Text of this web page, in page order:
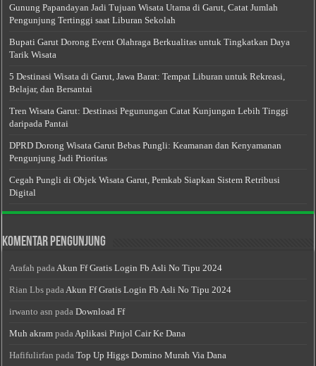
Gunung Papandayan Jadi Tujuan Wisata Utama di Garut, Catat Jumlah
Pengunjung Tertinggi saat Liburan Sekolah
Bupati Garut Dorong Event Olahraga Berkualitas untuk Tingkatkan Daya
Tarik Wisata
5 Destinasi Wisata di Garut, Jawa Barat: Tempat Liburan untuk Rekreasi,
Belajar, dan Bersantai
Tren Wisata Garut: Destinasi Pegunungan Catat Kunjungan Lebih Tinggi
daripada Pantai
DPRD Dorong Wisata Garut Bebas Pungli: Keamanan dan Kenyamanan
Pengunjung Jadi Prioritas
Cegah Pungli di Objek Wisata Garut, Pemkab Siapkan Sistem Retribusi
Digital
Komentar Pengunjung
Arafah padaAkun Ff Gratis Login Fb Asli No Tipu 2024
Rian Lbs padaAkun Ff Gratis Login Fb Asli No Tipu 2024
irwanto asn padaDownload Ff
Muh akram padaAplikasi Pinjol Cair Ke Dana
Hafifulirfan padaTop Up Higgs Domino Murah Via Dana